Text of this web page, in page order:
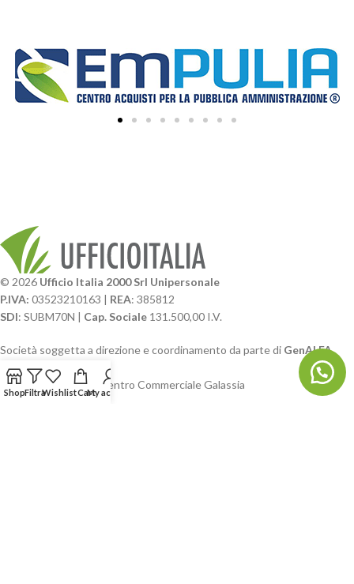
© 2026 Ufficio Italia 2000 Srl Unipersonale
P.IVA: 03523210163 | REA: 385812
SDI: SUBM70N | Cap. Sociale 131.500,00 I.V.
Società soggetta a direzione e coordinamento da parte di GenALFA
Holding srl
Via A. Ponti n. 4 – Centro Commerciale Galassia
24126 Bergamo
ShopFiltraWishlistCartMy account